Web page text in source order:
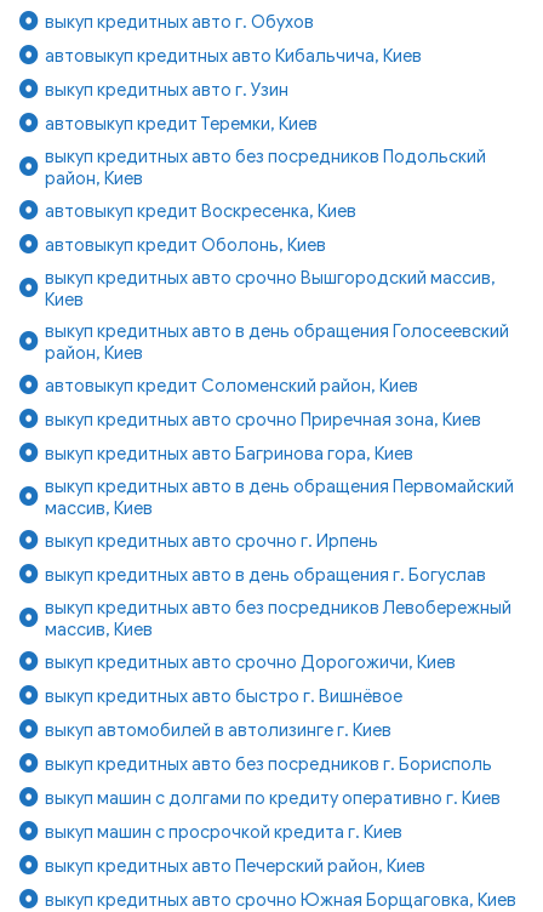
выкуп кредитных авто г. Обухов
автовыкуп кредитных авто Кибальчича, Киев
выкуп кредитных авто г. Узин
автовыкуп кредит Теремки, Киев
выкуп кредитных авто без посредников Подольский
район, Киев
автовыкуп кредит Воскресенка, Киев
автовыкуп кредит Оболонь, Киев
выкуп кредитных авто срочно Вышгородский массив,
Киев
выкуп кредитных авто в день обращения Голосеевский
район, Киев
автовыкуп кредит Соломенский район, Киев
выкуп кредитных авто срочно Приречная зона, Киев
выкуп кредитных авто Багринова гора, Киев
выкуп кредитных авто в день обращения Первомайский
массив, Киев
выкуп кредитных авто срочно г. Ирпень
выкуп кредитных авто в день обращения г. Богуслав
выкуп кредитных авто без посредников Левобережный
массив, Киев
выкуп кредитных авто срочно Дорогожичи, Киев
выкуп кредитных авто быстро г. Вишнёвое
выкуп автомобилей в автолизинге г. Киев
выкуп кредитных авто без посредников г. Борисполь
выкуп машин с долгами по кредиту оперативно г. Киев
выкуп машин с просрочкой кредита г. Киев
выкуп кредитных авто Печерский район, Киев
выкуп кредитных авто срочно Южная Борщаговка, Киев